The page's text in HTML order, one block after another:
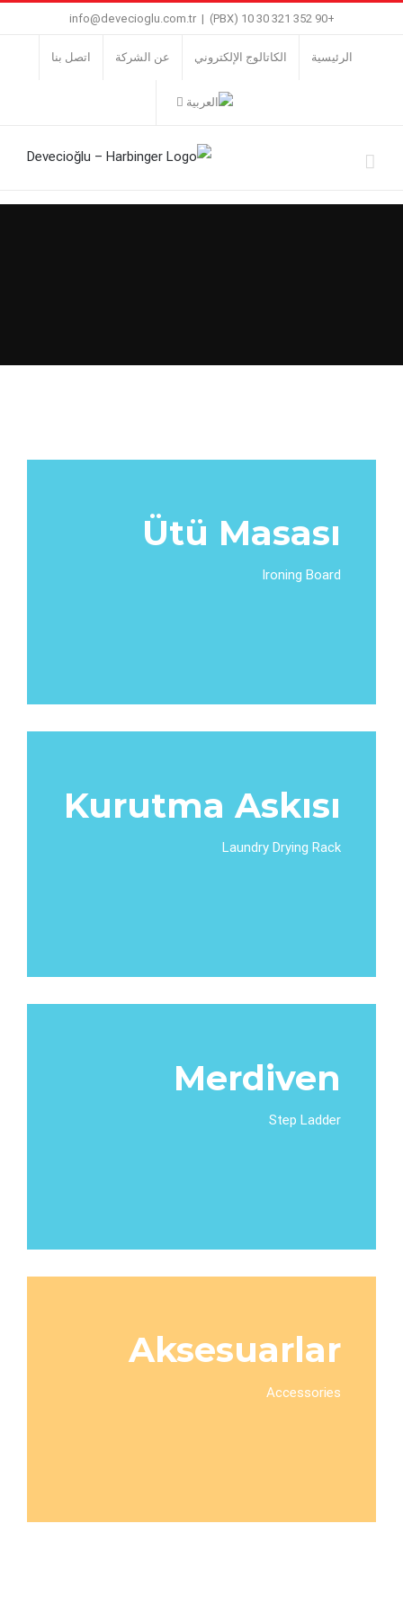
+90 352 321 30 10 (PBX)
|
info@devecioglu.com.tr
الرئيسية الكاتالوج الإلكتروني عن الشركة اتصل بنا
Ütü Masası
Ironing Board
Kurutma Askısı
Laundry Drying Rack
Merdiven
Step Ladder
Aksesuarlar
Accessories